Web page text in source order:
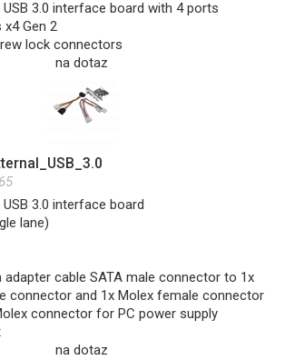
USB 3.0 interface board with 4 ports
x4 Gen 2
lock connectors
na dotaz
USB 3.0 interface board
lane)
adapter cable SATA male connector to 1x
connector and 1x Molex female connector
connector for PC power supply
na dotaz